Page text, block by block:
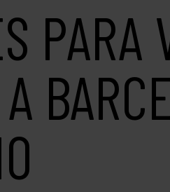
PARA